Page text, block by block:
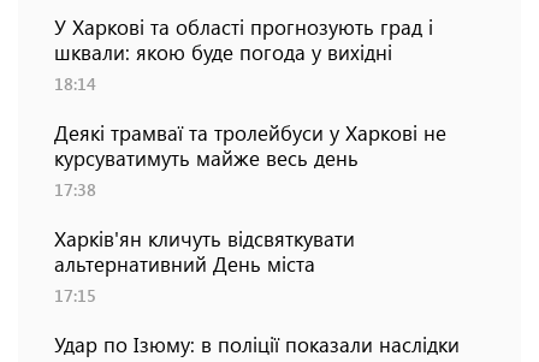
У Харкові та області прогнозують град і
шквали: якою буде погода у вихідні
18:14
Деякі трамваї та тролейбуси у Харкові не
курсуватимуть майже весь день
17:38
Харків'ян кличуть відсвяткувати
альтернативний День міста
17:15
Удар по Ізюму: в поліції показали наслідки